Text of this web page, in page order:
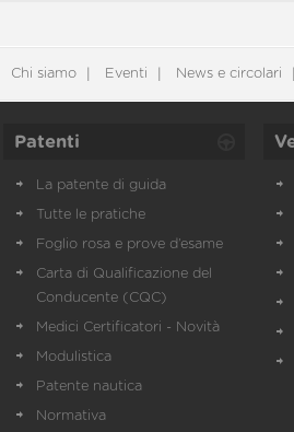
Chi siamo Eventi News e circolari
Patenti
La patente di guida
Tutte le pratiche
Foglio rosa e prove d’esame
Carta di Qualificazione del
Conducente (CQC)
Medici Certificatori - Novità
Modulistica
Patente nautica
Normativa